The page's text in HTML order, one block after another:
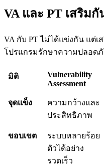
VA และ PT เสริมกั
VA กับ PT ไม่ได้แข่งกัน แต่
โปรแกรมรักษาความปลอด
มิติ
Vulnerability
Assessment
จุดแข็ง
ความกว้างและ
ประสิทธิภาพ
ขอบเขต
ระบบหลายร้อย
ตัวได้อย่าง
รวดเร็ว